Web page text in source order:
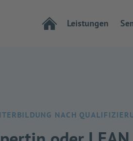
Leistungen
NACH